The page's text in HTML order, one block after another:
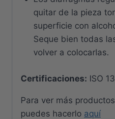
quitar de la pieza
superficie con
Seque bien todas
volver a colocarlas.
Certificaciones: ISO
Para ver más
puedes hacerlo aquí